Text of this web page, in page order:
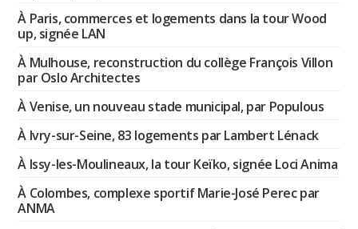
À Paris, commerces et logements dans la tour Wood
up, signée LAN
À Mulhouse, reconstruction du collège François Villon
par Oslo Architectes
À Venise, un nouveau stade municipal, par Populous
À Ivry-sur-Seine, 83 logements par Lambert Lénack
À Issy-les-Moulineaux, la tour Keïko, signée Loci Anima
À Colombes, complexe sportif Marie-José Perec par
ANMA